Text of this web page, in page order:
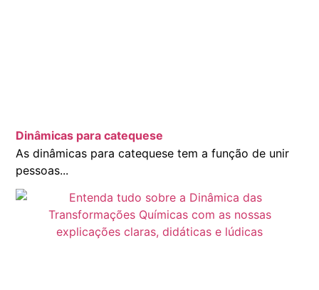
Dinâmicas para catequese
As dinâmicas para catequese tem a função de unir
pessoas...